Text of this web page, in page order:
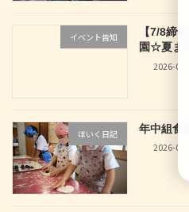
イベント告知
【7/8締
園☆夏ま
2026-07-
ほいく日記
年中組食
2026-06-